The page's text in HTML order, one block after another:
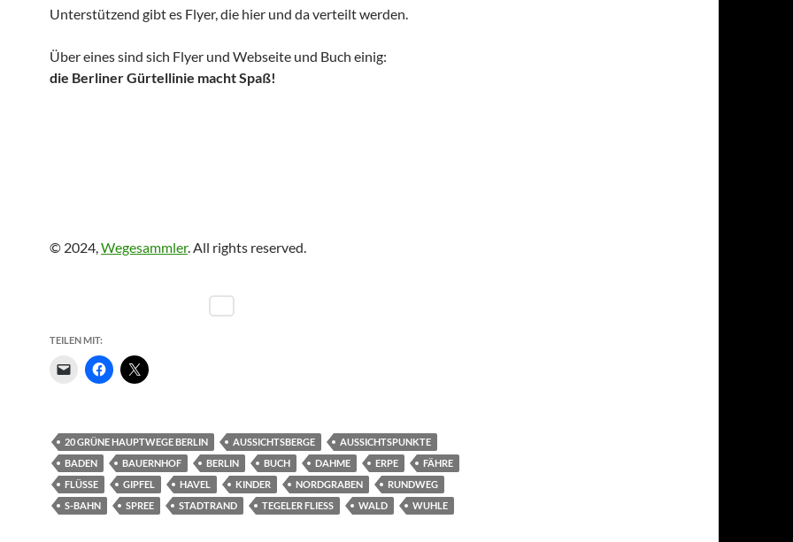
Unterstützend gibt es Flyer, die hier und da verteilt werden.
Über eines sind sich Flyer und Webseite und Buch einig:
die Berliner Gürtellinie macht Spaß!
© 2024,Wegesammler. All rights reserved.
TEILEN MIT:
20 GRÜNE HAUPTWEGE BERLIN AUSSICHTSBERGE
AUSSICHTSPUNKTE
BADEN
BAUERNHOF BERLIN BUCH DAHME ERPE
FÄHRE
FLÜSSE
GIPFEL HAVEL KINDER NORDGRABEN
RUNDWEG
S-BAHN
SPREE STADTRAND TEGELER FLIESS WALD WUHLE